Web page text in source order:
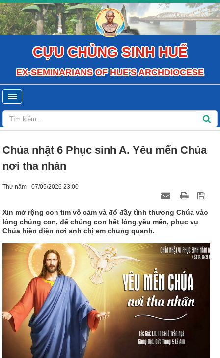
CỰU CHỦNG SINH HUẾ
EX-SEMINARIANS OF HUE'S ARCHDIOCESE
Chúa nhật 6 Phục sinh A. Yêu mến Chúa
nơi tha nhân
Thứ năm - 07/05/2026 23:00
Xin mở rộng con tim vô cảm và đổ đầy tình thương Chúa vào
lòng chúng con, để chúng con hết lòng yêu mến, phục vụ
Chúa hiện diện nơi anh chị em chung quanh.